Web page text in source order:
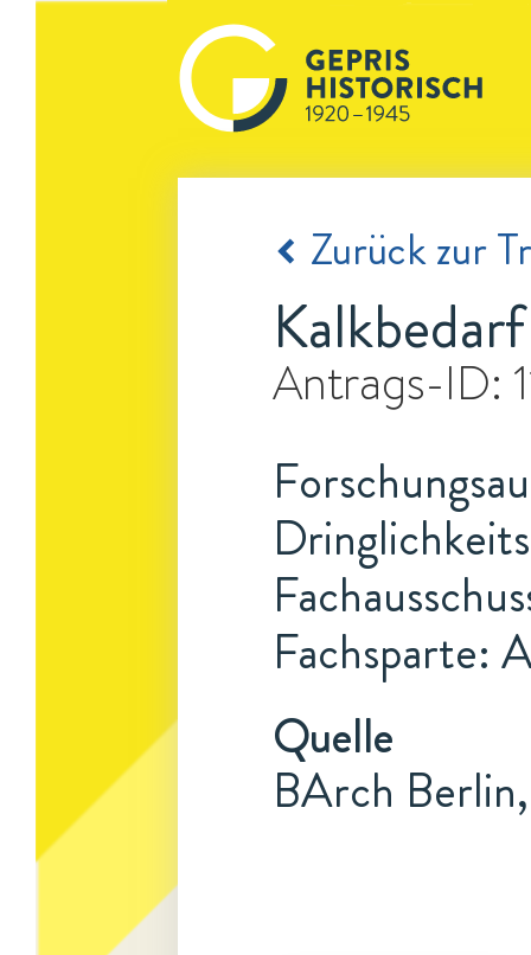
Zurück zur
Antrags-ID:
Fachsparte:
Quelle
BArch